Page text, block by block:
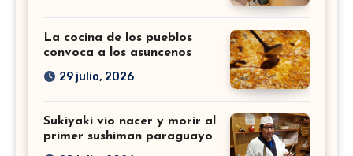
La cocina de los pueblos
convoca a los asuncenos
29 julio, 2026
Sukiyaki vio nacer y morir al
primer sushiman paraguayo